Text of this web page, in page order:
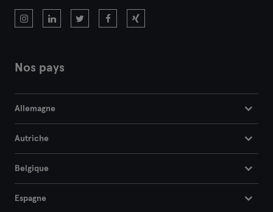
Nos pays
Allemagne
Autriche
Belgique
Espagne